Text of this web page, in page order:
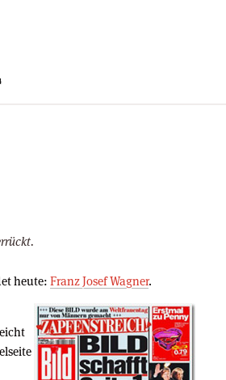
heute: Franz Josef Wagner.